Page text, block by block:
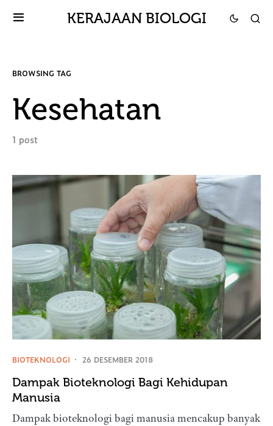
KERAJAAN BIOLOGI
BROWSING TAG
Kesehatan
1 post
BIOTEKNOLOGI 26 DESEMBER 2018
Dampak Bioteknologi Bagi Kehidupan
Manusia
Dampak bioteknologi bagi manusia mencakup banyak